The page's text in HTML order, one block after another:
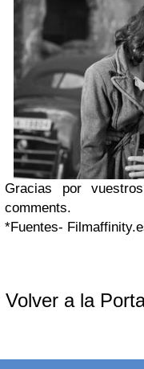
Gracias por
comments.
*Fuentes-
Volver a la